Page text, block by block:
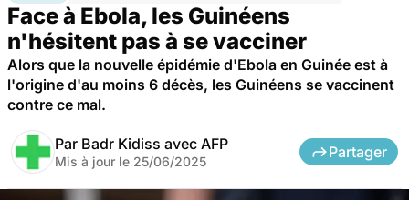
Face à Ebola, les Guinéens
n'hésitent pas à se vacciner
Alors que la nouvelle épidémie d'Ebola en Guinée est à
l'origine d'au moins 6 décès, les Guinéens se vaccinent
contre ce mal.
Par Badr Kidiss avec AFP
Mis à jour le 25/06/2025
Partager